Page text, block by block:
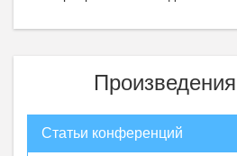
Статьи конференций